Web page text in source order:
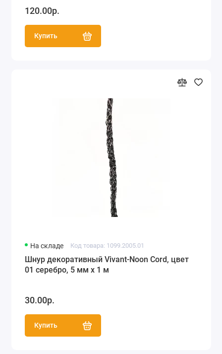
120.00р.
Купить
На складе Код товара: 1099.2005.01
Шнур декоративный Vivant-Noon Cord, цвет
01 серебро, 5 мм х 1 м
30.00р.
Купить